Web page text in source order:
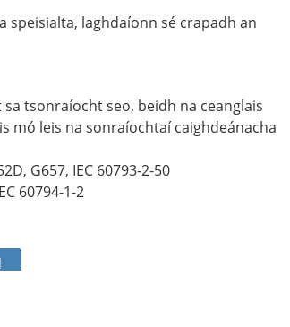
speisialta, laghdaíonn sé crapadh an
tsonraíocht seo, beidh na ceanglais
mó leis na sonraíochtaí caighdeánacha
G657, IEC 60793-2-50
60794-1-2